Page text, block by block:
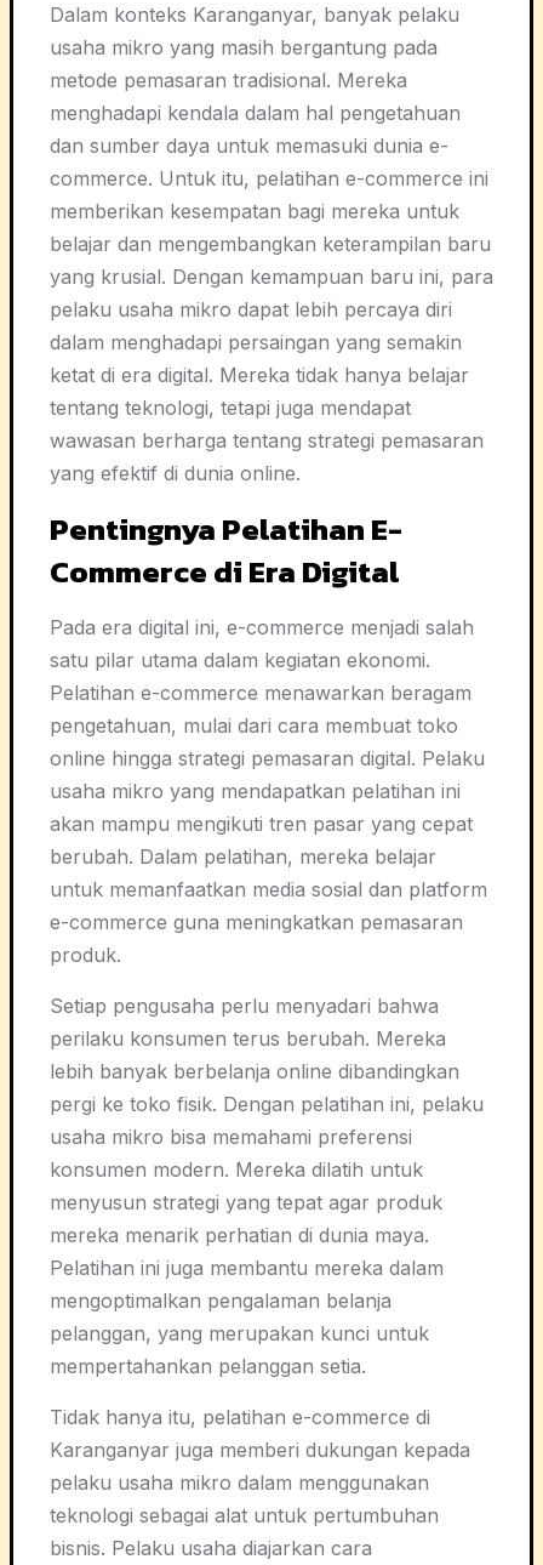
Dalam konteks Karanganyar, banyak pelaku
usaha mikro yang masih bergantung pada
metode pemasaran tradisional. Mereka
menghadapi kendala dalam hal pengetahuan
dan sumber daya untuk memasuki dunia e-
commerce. Untuk itu, pelatihan e-commerce ini
memberikan kesempatan bagi mereka untuk
belajar dan mengembangkan keterampilan baru
yang krusial. Dengan kemampuan baru ini, para
pelaku usaha mikro dapat lebih percaya diri
dalam menghadapi persaingan yang semakin
ketat di era digital. Mereka tidak hanya belajar
tentang teknologi, tetapi juga mendapat
wawasan berharga tentang strategi pemasaran
yang efektif di dunia online.
Pentingnya Pelatihan E-
Commerce di Era Digital
Pada era digital ini, e-commerce menjadi salah
satu pilar utama dalam kegiatan ekonomi.
Pelatihan e-commerce menawarkan beragam
pengetahuan, mulai dari cara membuat toko
online hingga strategi pemasaran digital. Pelaku
usaha mikro yang mendapatkan pelatihan ini
akan mampu mengikuti tren pasar yang cepat
berubah. Dalam pelatihan, mereka belajar
untuk memanfaatkan media sosial dan platform
e-commerce guna meningkatkan pemasaran
produk.
Setiap pengusaha perlu menyadari bahwa
perilaku konsumen terus berubah. Mereka
lebih banyak berbelanja online dibandingkan
pergi ke toko fisik. Dengan pelatihan ini, pelaku
usaha mikro bisa memahami preferensi
konsumen modern. Mereka dilatih untuk
menyusun strategi yang tepat agar produk
mereka menarik perhatian di dunia maya.
Pelatihan ini juga membantu mereka dalam
mengoptimalkan pengalaman belanja
pelanggan, yang merupakan kunci untuk
mempertahankan pelanggan setia.
Tidak hanya itu, pelatihan e-commerce di
Karanganyar juga memberi dukungan kepada
pelaku usaha mikro dalam menggunakan
teknologi sebagai alat untuk pertumbuhan
bisnis. Pelaku usaha diajarkan cara